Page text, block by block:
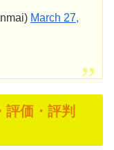
March 27,
評価・評判